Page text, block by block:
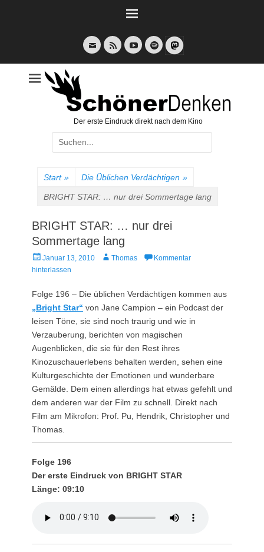
E-
Mail
Feed YouTubeSpotify
Der erste Eindruck direkt nach dem Kino
Suche
nach:
Start » Die Üblichen Verdächtigen »
BRIGHT STAR: … nur drei Sommertage lang
BRIGHT STAR: … nur drei
Sommertage lang
Veröffentlicht
am
Januar 13, 2010 AutorThomas
Kommentar
hinterlassen
Folge 196 – Die üblichen Verdächtigen kommen aus
„Bright Star“ von Jane Campion – ein Podcast der
leisen Töne, sie sind noch traurig und wie in
Verzauberung, berichten von magischen
Augenblicken, die sie für den Rest ihres
Kinozuschauerlebens behalten werden, sehen eine
Kulturgeschichte der Emotionen und wunderbare
Gemälde. Dem einen allerdings hat etwas gefehlt und
dem anderen war der Film zu schnell. Direkt nach
Film am Mikrofon: Prof. Pu, Hendrik, Christopher und
Thomas.
Folge 196
Der erste Eindruck von BRIGHT STAR
Länge: 09:10